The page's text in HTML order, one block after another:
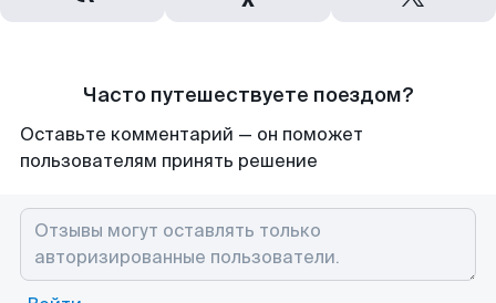
Часто путешествуете поездом?
Оставьте комментарий — он поможет
пользователям принять решение